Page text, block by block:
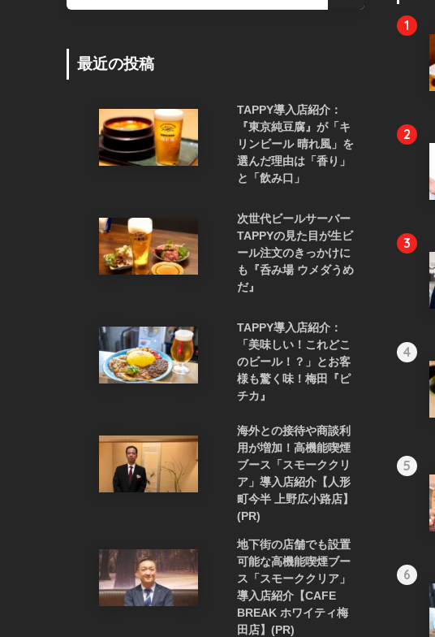
最近の投稿
TAPPY導入店紹介：
『東京純豆腐』が「キ
リンビール 晴れ風」を
選んだ理由は「香り」
と「飲み口」
次世代ビールサーバー
TAPPYの見た目が生ビ
ール注文のきっかけに
も『呑み場 ウメダうめ
だ』
TAPPY導入店紹介：
「美味しい！これどこ
のビール！？」とお客
様も驚く味！梅田『ピ
チカ』
海外との接待や商談利
用が増加！高機能喫煙
ブース「スモーククリ
ア」導入店紹介【人形
町今半 上野広小路店】
(PR)
地下街の店舗でも設置
可能な高機能喫煙ブー
ス「スモーククリア」
導入店紹介【CAFE
BREAK ホワイティ梅
田店】(PR)
1
2
3
4
5
6